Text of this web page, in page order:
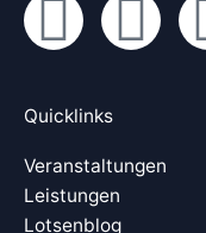
L
n
k
X
g
Quicklinks
Veranstaltungen
Leistungen
Lotsenblog